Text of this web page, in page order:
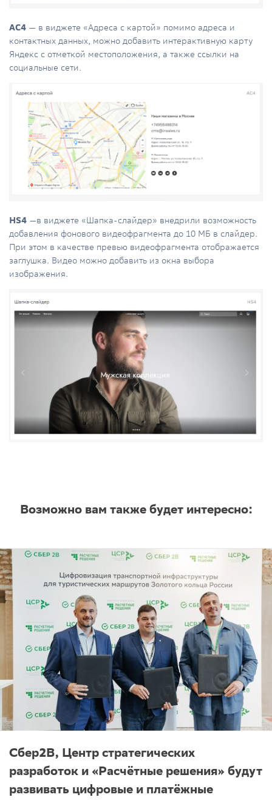
АС4 — в виджете «Адреса с картой» помимо адреса и
контактных данных, можно добавить интерактивную карту
Яндекс с отметкой местоположения, а также ссылки на
социальные сети.
HS4 —в виджете «Шапка-слайдер» внедрили возможность
добавления фонового видеофрагмента до 10 МБ в слайдер.
При этом в качестве превью видеофрагмента отображается
заглушка. Видео можно добавить из окна выбора
изображения.
Возможно вам также будет интересно:
Сбер2B, Центр стратегических
разработок и «Расчётные решения» будут
развивать цифровые и платёжные